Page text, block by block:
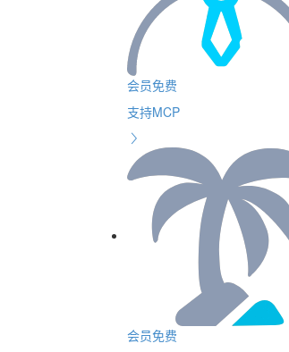
会员免费
支持MCP
会员免费